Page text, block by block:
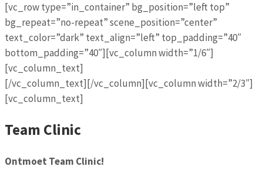
[vc_row type=”in_container” bg_position=”left top”
bg_repeat=”no-repeat” scene_position=”center”
text_color=”dark” text_align=”left” top_padding=”40″
bottom_padding=”40″][vc_column width=”1/6″]
[vc_column_text]
[/vc_column_text][/vc_column][vc_column width=”2/3″]
[vc_column_text]
Team Clinic
Ontmoet Team Clinic!